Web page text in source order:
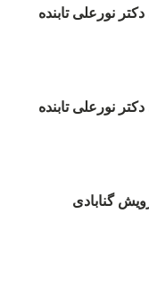
نورعلی تابنده
نورعلی تابنده
گنابادی